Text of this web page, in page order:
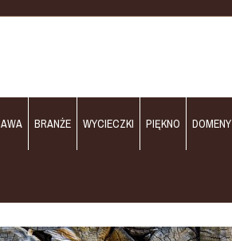
BRANŻE WYCIECZKI PIĘKNO DOMENY